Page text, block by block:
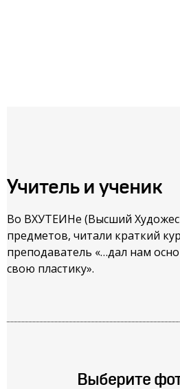
Учитель и ученик
Во ВХУТЕИНе (Высший
предметов, читали краткий
преподаватель «…дал нам
свою пластику».
Выберите